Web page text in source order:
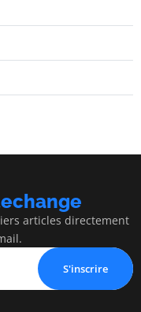
articles directement
S'inscrire